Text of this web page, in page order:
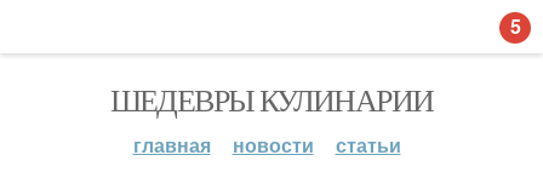
ШЕДЕВРЫ КУЛИНАРИИ
главная новости статьи
5